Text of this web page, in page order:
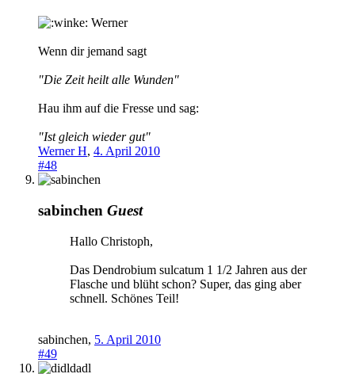
Werner
Wenn dir jemand sagt
"Die Zeit heilt alle Wunden"
Hau ihm auf die Fresse und sag:
"Ist gleich wieder gut"
Werner H, 4. April 2010
#48
sabinchen Guest
Hallo Christoph,
Das Dendrobium sulcatum 1 1/2 Jahren aus der
Flasche und blüht schon? Super, das ging aber
schnell. Schönes Teil!
sabinchen, 5. April 2010
#49